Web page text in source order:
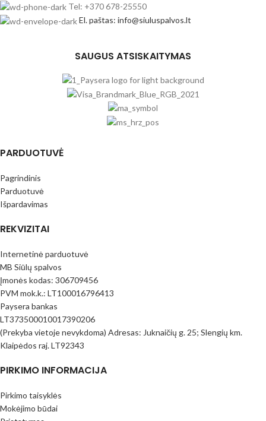
Tel: +370 678-25550
El. paštas: info@siuluspalvos.lt
SAUGUS ATSISKAITYMAS
PARDUOTUVĖ
Pagrindinis
Parduotuvė
Išpardavimas
REKVIZITAI
Internetinė parduotuvė
MB Siūlų spalvos
Įmonės kodas: 306709456
PVM mok.k.: LT100016796413
Paysera bankas
LT373500010017390206
(Prekyba vietoje nevykdoma) Adresas: Juknaičių g. 25; Slengių km.
Klaipėdos raj. LT92343
PIRKIMO INFORMACIJA
Pirkimo taisyklės
Mokėjimo būdai